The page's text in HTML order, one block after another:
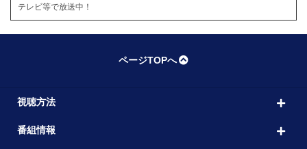
テレビ等で放送中！
ページTOPへ
視聴方法
番組情報